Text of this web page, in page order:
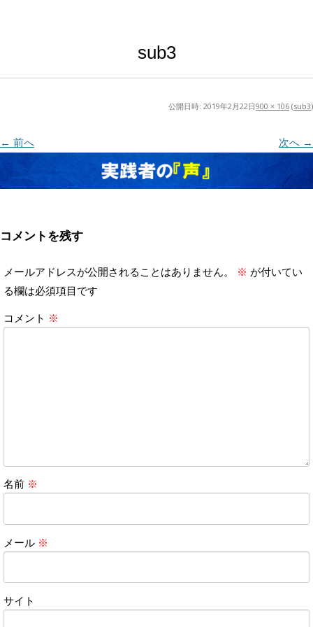
sub3
公開日時: 2019年2月22日900 × 106 (sub3)
← 前へ 次へ →
コメントを残す
メールアドレスが公開されることはありません。 ※ が付いてい
る欄は必須項目です
コメント ※
名前 ※
メール ※
サイト